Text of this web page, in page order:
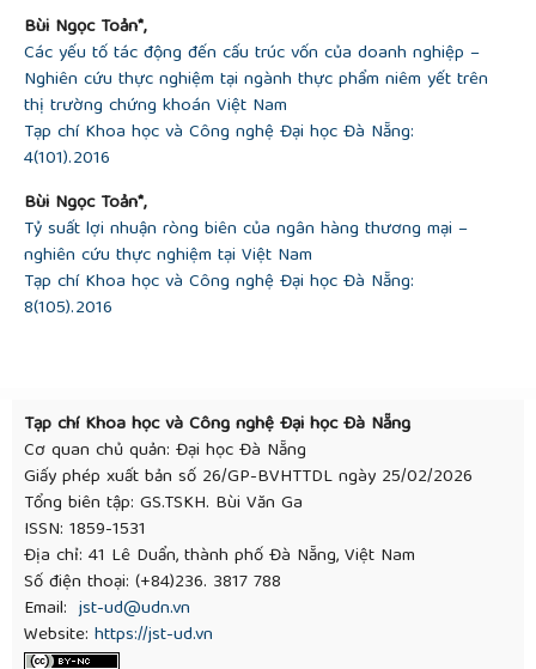
Bùi Ngọc Toản*,
Các yếu tố tác động đến cấu trúc vốn của doanh nghiệp –
Nghiên cứu thực nghiệm tại ngành thực phẩm niêm yết trên
thị trường chứng khoán Việt Nam
Tạp chí Khoa học và Công nghệ Đại học Đà Nẵng:
4(101).2016
Bùi Ngọc Toản*,
Tỷ suất lợi nhuận ròng biên của ngân hàng thương mại –
nghiên cứu thực nghiệm tại Việt Nam
Tạp chí Khoa học và Công nghệ Đại học Đà Nẵng:
8(105).2016
Tạp chí Khoa học và Công nghệ Đại học Đà Nẵng
Cơ quan chủ quản: Đại học Đà Nẵng
Giấy phép xuất bản số 26/GP-BVHTTDL ngày 25/02/2026
Tổng biên tập: GS.TSKH. Bùi Văn Ga
ISSN: 1859-1531
Địa chỉ: 41 Lê Duẩn, thành phố Đà Nẵng, Việt Nam
Số điện thoại: (+84)236. 3817 788
Email:jst-ud@udn.vn
Website: https://jst-ud.vn